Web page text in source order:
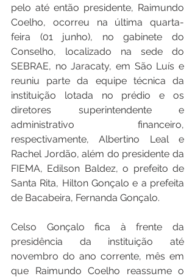
pelo até então presidente, Raimundo
Coelho, ocorreu na última quarta-
feira (01 junho), no gabinete do
Conselho, localizado na sede do
SEBRAE, no Jaracaty, em São Luís e
reuniu parte da equipe técnica da
instituição lotada no prédio e os
diretores superintendente e
administrativo financeiro,
respectivamente, Albertino Leal e
Rachel Jordão, além do presidente da
FIEMA, Edilson Baldez, o prefeito de
Santa Rita, Hilton Gonçalo e a prefeita
de Bacabeira, Fernanda Gonçalo.
Celso Gonçalo fica à frente da
presidência da instituição até
novembro do ano corrente, mês em
que Raimundo Coelho reassume o